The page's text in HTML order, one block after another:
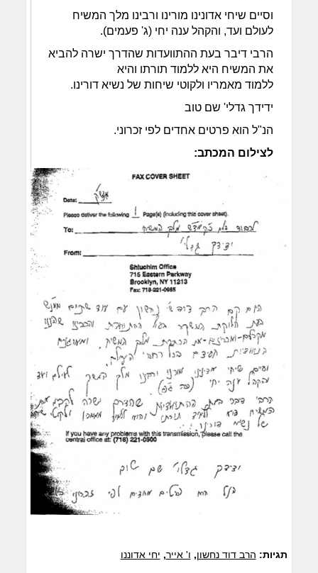
וסיים שיחי אדונינו מורינו ורבינו מלך המשיח
לעולם ועד, והקהל ענה יחי (ג' פעמים).
הרבי דיבר בעת ההתוועדות שהדרך ישרה להביא
את המשיח היא ללמוד תורתו והיא
ללמוד מאמריו ולקוטי שיחות של נשיא דורינו.
ידידך גדלי' שם טוב
הנ"ל הוא פרטים אחדים לפי זכרוני.
לצילום המכתב:
תגיות: הרב דוד נחשון, ו' אייר, יחי אדוננו